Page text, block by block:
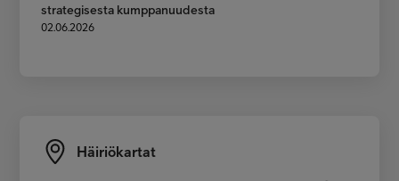
strategisesta kumppanuudesta
02.06.2026
Häiriökartat